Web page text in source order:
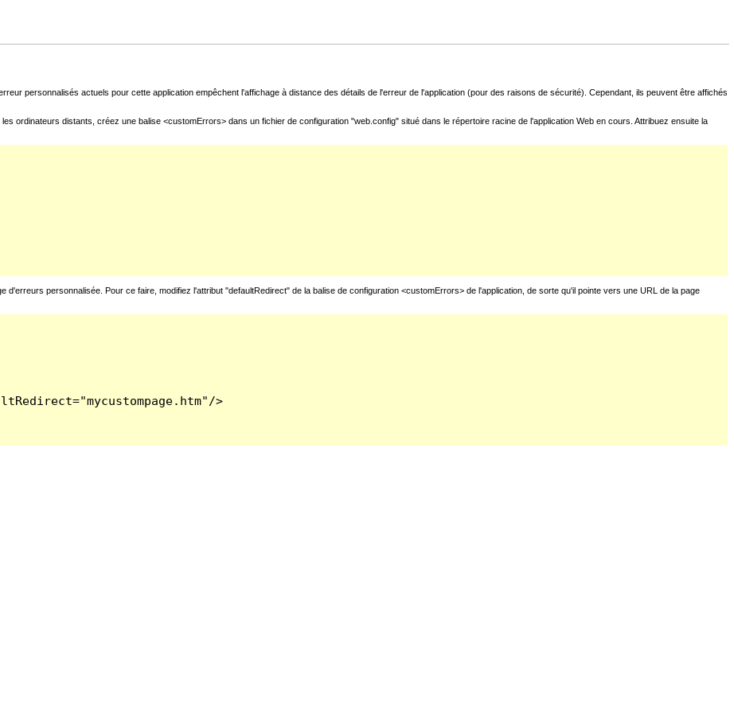
personnalisés actuels pour cette application empêchent l'affichage à distance des détails de l'erreur de l'application (pour des raisons de sécurité). Cependant, ils peuvent être affichés
ordinateurs distants, créez une balise <customErrors> dans un fichier de configuration "web.config" situé dans le répertoire racine de l'application Web en cours. Attribuez ensuite la
d'erreurs personnalisée. Pour ce faire, modifiez l'attribut "defaultRedirect" de la balise de configuration <customErrors> de l'application, de sorte qu'il pointe vers une URL de la page
>